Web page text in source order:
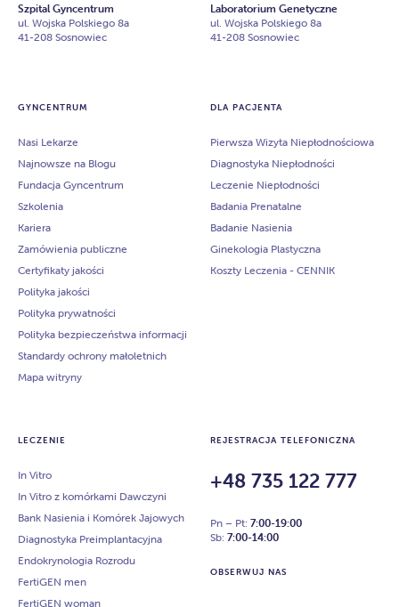
GYNCENTRUM
Nasi Lekarze
Najnowsze na Blogu
Fundacja Gyncentrum
Szkolenia
Kariera
Zamówienia publiczne
Certyfikaty jakości
Polityka jakości
Polityka prywatności
Polityka bezpieczeństwa informacji
Standardy ochrony małoletnich
Mapa witryny
DLA PACJENTA
Pierwsza Wizyta Niepłodnościowa
Diagnostyka Niepłodności
Leczenie Niepłodności
Badania Prenatalne
Badanie Nasienia
Ginekologia Plastyczna
Koszty Leczenia - CENNIK
LECZENIE
In Vitro
In Vitro z komórkami Dawczyni
Bank Nasienia i Komórek Jajowych
Diagnostyka Preimplantacyjna
Endokrynologia Rozrodu
FertiGEN men
FertiGEN woman
Szpital Gyncentrum
ul. Wojska Polskiego 8a
41-208 Sosnowiec
Laboratorium Genetyczne
ul. Wojska Polskiego 8a
41-208 Sosnowiec
REJESTRACJA TELEFONICZNA
+48 735 122 777
Pn – Pt: 7:00-19:00
Sb: 7:00-14:00
OBSERWUJ NAS